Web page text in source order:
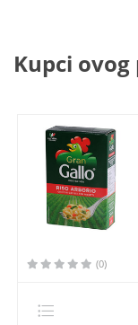
Kupci
(0)